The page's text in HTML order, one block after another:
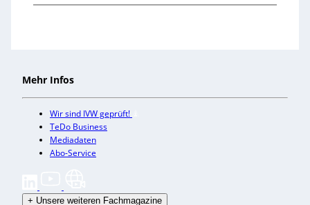
Mehr Infos
Wir sind IVW geprüft!
TeDo Business
Mediadaten
Abo-Service
+ Unsere weiteren Fachmagazine